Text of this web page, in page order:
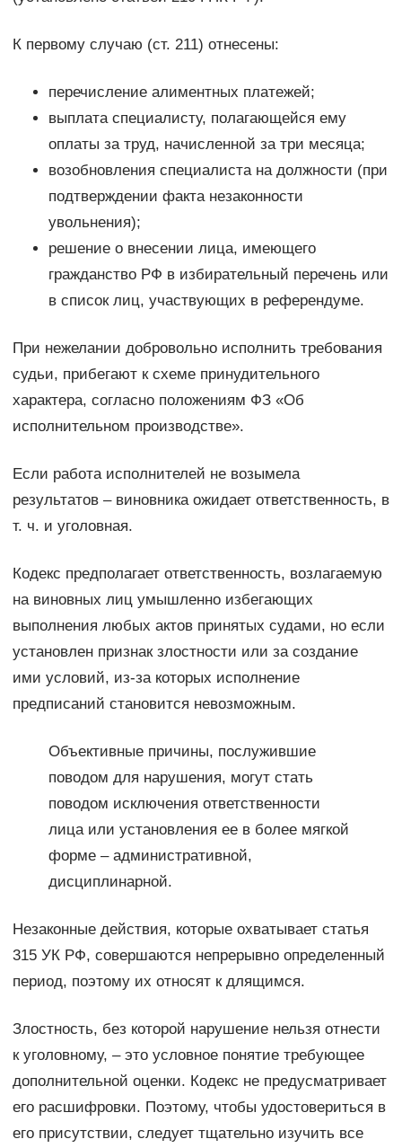
К первому случаю (ст. 211) отнесены:
перечисление алиментных платежей;
выплата специалисту, полагающейся ему
оплаты за труд, начисленной за три месяца;
возобновления специалиста на должности (при
подтверждении факта незаконности
увольнения);
решение о внесении лица, имеющего
гражданство РФ в избирательный перечень или
в список лиц, участвующих в референдуме.
При нежелании добровольно исполнить требования
судьи, прибегают к схеме принудительного
характера, согласно положениям ФЗ «Об
исполнительном производстве».
Если работа исполнителей не возымела
результатов – виновника ожидает ответственность, в
т. ч. и уголовная.
Кодекс предполагает ответственность, возлагаемую
на виновных лиц умышленно избегающих
выполнения любых актов принятых судами, но если
установлен признак злостности или за создание
ими условий, из-за которых исполнение
предписаний становится невозможным.
Объективные причины, послужившие
поводом для нарушения, могут стать
поводом исключения ответственности
лица или установления ее в более мягкой
форме – административной,
дисциплинарной.
Незаконные действия, которые охватывает статья
315 УК РФ, совершаются непрерывно определенный
период, поэтому их относят к длящимся.
Злостность, без которой нарушение нельзя отнести
к уголовному, – это условное понятие требующее
дополнительной оценки. Кодекс не предусматривает
его расшифровки. Поэтому, чтобы удостовериться в
его присутствии, следует тщательно изучить все